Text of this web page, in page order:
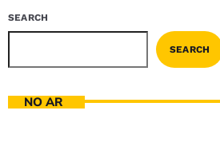
SEARCH
SEARCH
NO AR